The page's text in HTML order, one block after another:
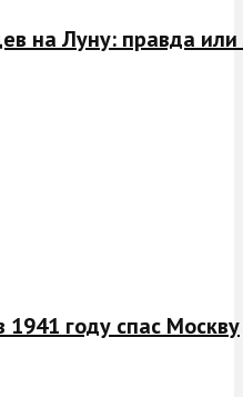
на Луну: правда
году спас Москву